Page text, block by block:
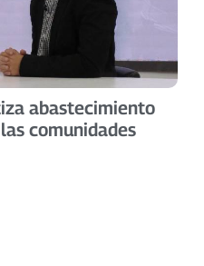
abastecimiento
comunidades